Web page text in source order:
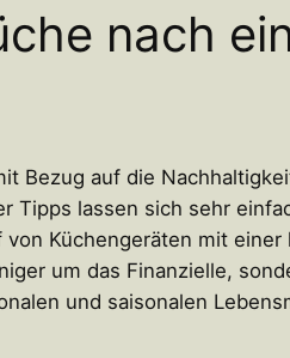
nach
Bezug auf die
Tipps lassen sich sehr
Küchengeräten mit einer
um das Finanzielle,
und saisonalen